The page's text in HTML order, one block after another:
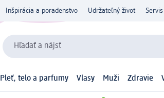
Inšpirácia a poradenstvo Udržateľný život Servis
Hľadať a nájsť
Pleť, telo a parfumy Vlasy Muži Zdravie